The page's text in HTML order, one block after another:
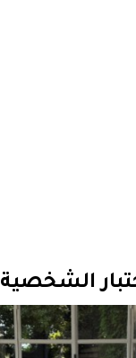
الشخصية